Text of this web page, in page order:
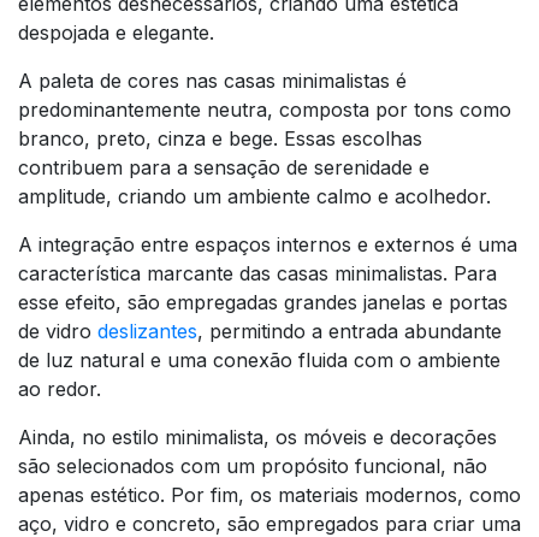
despojada e elegante.
A paleta de cores nas casas minimalistas é
predominantemente neutra, composta por tons como
branco, preto, cinza e bege. Essas escolhas
contribuem para a sensação de serenidade e
amplitude, criando um ambiente calmo e acolhedor.
A integração entre espaços internos e externos é uma
característica marcante das casas minimalistas. Para
esse efeito, são empregadas grandes janelas e portas
de vidro deslizantes, permitindo a entrada abundante
de luz natural e uma conexão fluida com o ambiente
ao redor.
Ainda, no estilo minimalista, os móveis e decorações
são selecionados com um propósito funcional, não
apenas estético. Por fim, os materiais modernos, como
aço, vidro e concreto, são empregados para criar uma